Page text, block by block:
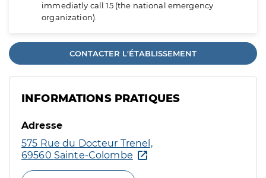
immediatly call 15 (the national emergency
organization).
CONTACTER L'ÉTABLISSEMENT
INFORMATIONS PRATIQUES
Adresse
575 Rue du Docteur Trenel,
69560 Sainte-Colombe